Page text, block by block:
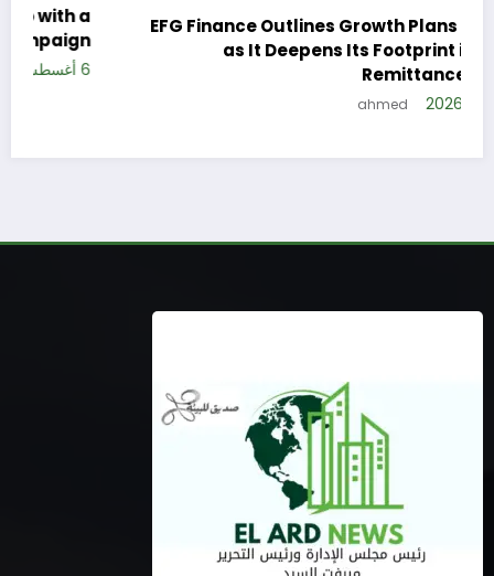
EFG Finance Outlines Growth Plans for Balad
as It Deepens Its Footprint in Egypt’s
Remittances Market
5 أغسطس، 2026